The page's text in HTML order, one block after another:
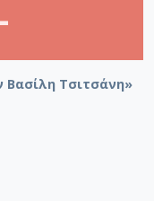
Τσιτσάνη»